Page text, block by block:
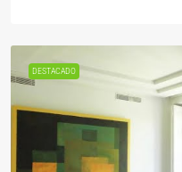
DESTACADO